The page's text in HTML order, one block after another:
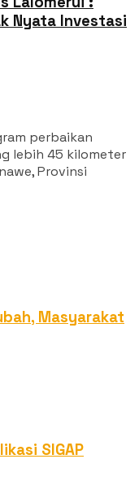
Nyata Investasi
perbaikan
lebih 45 kilometer
Provinsi
Masyarakat
SIGAP